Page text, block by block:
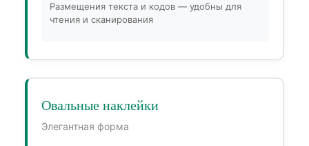
Размещения текста и кодов — удобны для
чтения и сканирования
Овальные наклейки
Элегантная форма